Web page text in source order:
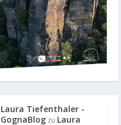
Laura Tiefenthaler -
GognaBlog zu Laura